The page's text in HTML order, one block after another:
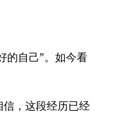
的自己”。如今看
，这段经历已经